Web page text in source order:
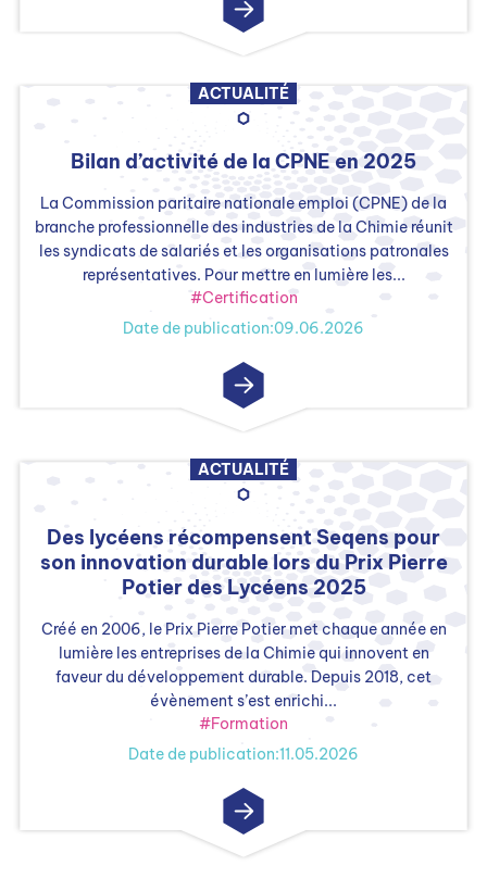
ACTUALITÉ
Bilan d’activité de la CPNE en 2025
La Commission paritaire nationale emploi (CPNE) de la
branche professionnelle des industries de la Chimie réunit
les syndicats de salariés et les organisations patronales
représentatives. Pour mettre en lumière les...
#Certification
Date de publication:09.06.2026
ACTUALITÉ
Des lycéens récompensent Seqens pour
son innovation durable lors du Prix Pierre
Potier des Lycéens 2025
Créé en 2006, le Prix Pierre Potier met chaque année en
lumière les entreprises de la Chimie qui innovent en
faveur du développement durable. Depuis 2018, cet
évènement s’est enrichi...
#Formation
Date de publication:11.05.2026